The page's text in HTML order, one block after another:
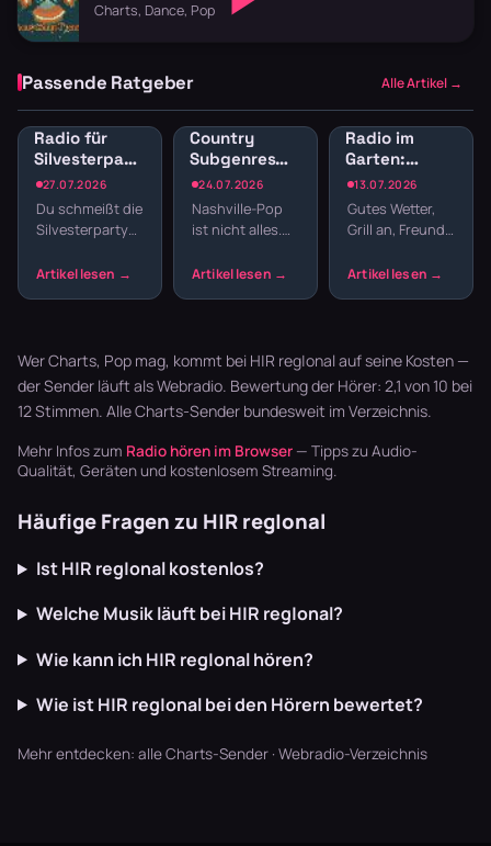
Charts, Dance, Pop
Passende Ratgeber Alle Artikel →
27.07.2026
Radio für
Silvesterparty:
Die besten
Sender für
den
Jahreswechsel
Du schmeißt die
Silvesterparty
den ganzen
läuft dur…
24.07.2026
Country
Subgenres
Radio:
Bluegrass,
Honky Tonk
Nashville-Pop
ist nicht alles.
Wurzeln, die
Bluegrass …
13.07.2026
Radio im
Garten:
Sender für
Gartenparty
und
Grillabend
Gutes Wetter,
Grill an, Freunde
noch die
Garten läu…
Wer Charts, Pop mag, kommt bei H|R reg|onal auf seine Kosten —
der Sender läuft als Webradio. Bewertung der Hörer: 2,1 von 10 bei
12 Stimmen. AlleCharts-Sender bundesweit im Verzeichnis.
Mehr Infos zum Radio hören im Browser — Tipps zu Audio-
Qualität, Geräten und kostenlosem Streaming.
Häufige Fragen zu H|R reg|onal
Ist H|R reg|onal kostenlos?
Welche Musik läuft bei H|R reg|onal?
Wie kann ich H|R reg|onal hören?
Wie ist H|R reg|onal bei den Hörern bewertet?
Mehr entdecken: alle Charts-Sender · Webradio-Verzeichnis